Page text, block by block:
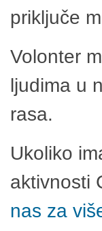
priključe
Volonter
ljudima u
rasa.
Ukoliko
aktivnosti
nas za